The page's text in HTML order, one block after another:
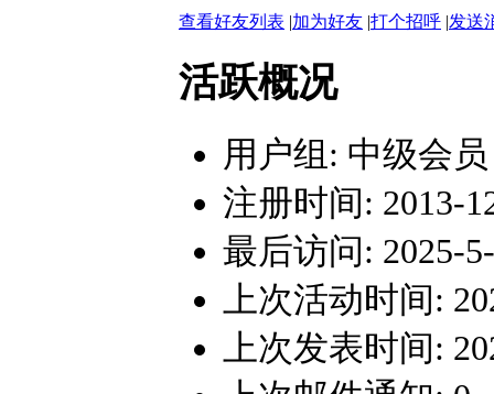
查看好友列表 |加为好友 |打个招呼 |发送
活跃概况
用户组: 中级会员
注册时间: 2013-
最后访问: 2025-
上次活动时间:
上次发表时间: